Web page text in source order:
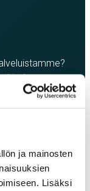
ja mainosten
Lisäksi
tarjous.
pian!